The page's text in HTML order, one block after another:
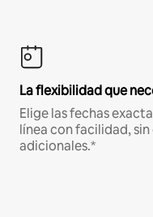
La flexibilidad que
Elige las fechas
línea con facilidad,
adicionales.*